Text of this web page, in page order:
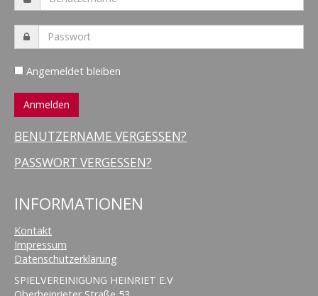
Angemeldet bleiben
BENUTZERNAME VERGESSEN?
PASSWORT VERGESSEN?
INFORMATIONEN
Kontakt
Impressum
Datenschutzerklärung
SPIELVEREINIGUNG HEINRIET E.V